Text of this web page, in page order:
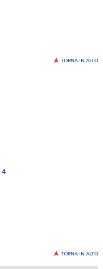
TORNA IN ALTO
4
TORNA IN ALTO